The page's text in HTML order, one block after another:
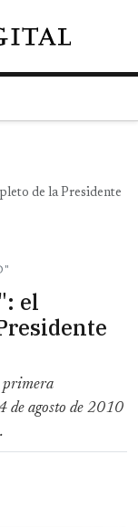
principal
de la Presidente
el
primera
de agosto de 2010